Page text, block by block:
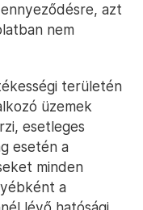
azt
nem
területén
üzemek
esetleges
esetén a
minden
a